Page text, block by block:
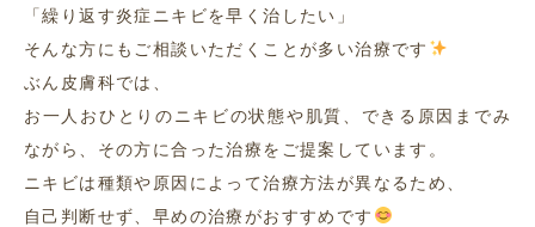
「繰り返す炎症ニキビを早く治したい」
そんな方にもご相談いただくことが多い治療です
ぶん皮膚科では、
お一人おひとりのニキビの状態や肌質、できる原因までみ
ながら、その方に合った治療をご提案しています。
ニキビは種類や原因によって治療方法が異なるため、
自己判断せず、早めの治療がおすすめです